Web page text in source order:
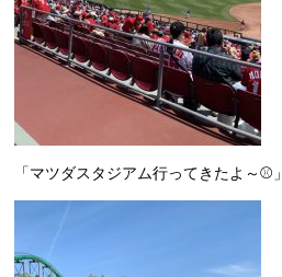
「マツダスタジアム行ってきたよ～⚾」